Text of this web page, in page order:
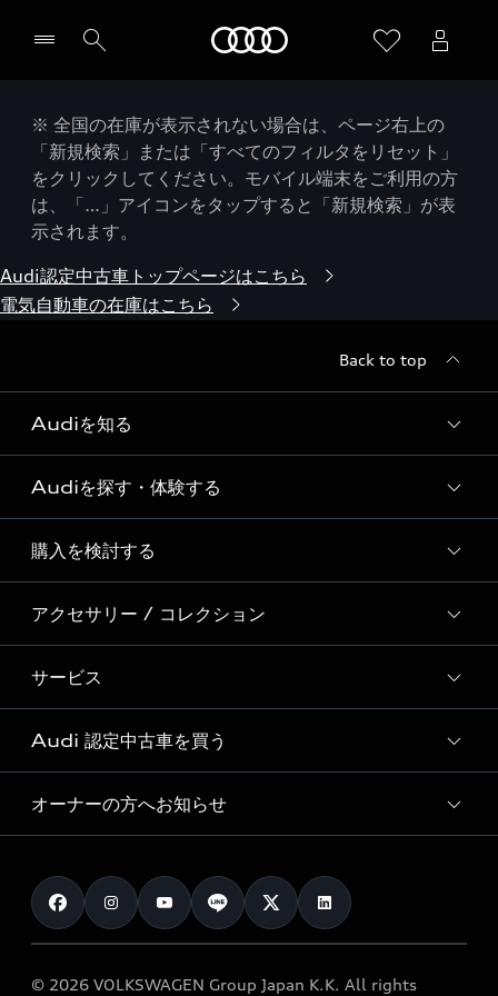
※ 全国の在庫が表示されない場合は、ページ右上の
「新規検索」または「すべてのフィルタをリセット」
をクリックしてください。モバイル端末をご利用の方
は、「…」アイコンをタップすると「新規検索」が表
示されます。
Audi認定中古車トップページはこちら
電気自動車の在庫はこちら
Back to top
Audiを知る
Audi ブランド
Story of Progress
Audi Sport
Formula 1®
デジタルサービス
Audiを探す・体験する
ディーラー検索
新車在庫検索
試乗車・展示車検索
見積り依頼
試乗予約
購入を検討する
モデル一覧
特別仕様モデル / 限定モデル
e-tronラインアップ
価格シミュレーション
車両比較
カタログ一覧
アクセサリー / コレクション
純正アクセサリー
オンラインショップ
Audi collection
アウディナビアプリ
サービス
サービス入庫予約
サービスプログラム
メンテナンス
車検 / 定期点検
e-tronアフターサポート
Audi 認定中古車を買う
Audi認定中古車
クオリティ
保証
メンテナンス
オーナーの方へお知らせ
お知らせ
オーナー様向けキャンペーン
© 2026 VOLKSWAGEN Group Japan K.K. All rights